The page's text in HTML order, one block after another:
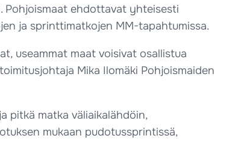
Pohjoismaat ehdottavat yhteisesti
ja sprinttimatkojen MM-tapahtumissa.
useammat maat voisivat osallistua
Mika Ilomäki Pohjoismaiden
pitkä matka väliaikalähdöin,
mukaan pudotussprintissä,